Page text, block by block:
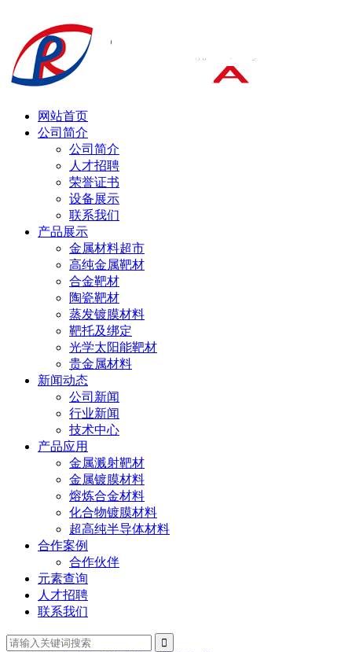
网站首页
公司简介
公司简介
人才招聘
荣誉证书
设备展示
联系我们
产品展示
金属材料超市
高纯金属靶材
合金靶材
陶瓷靶材
蒸发镀膜材料
靶托及绑定
光学太阳能靶材
贵金属材料
新闻动态
公司新闻
行业新闻
技术中心
产品应用
金属溅射靶材
金属镀膜材料
熔炼合金材料
化合物镀膜材料
超高纯半导体材料
合作案例
合作伙伴
元素查询
人才招聘
联系我们